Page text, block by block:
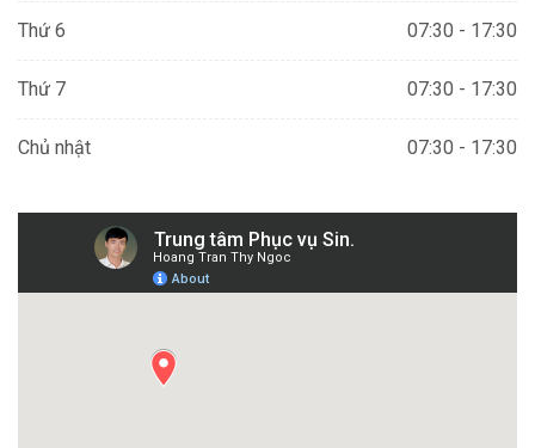
Thứ 6 07:30 - 17:30
Thứ 7 07:30 - 17:30
Chủ nhật 07:30 - 17:30